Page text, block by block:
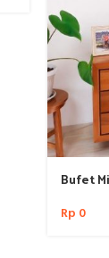
Bufet
Rp 0